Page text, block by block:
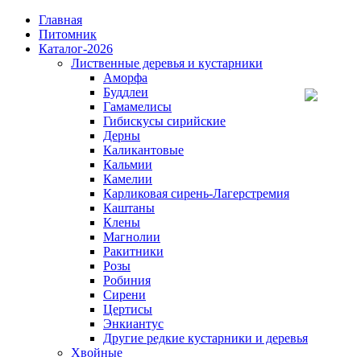
Главная
Питомник
Каталог-2026
Лиственные деревья и кустарники
Аморфа
Буддлеи
Гамамелисы
Гибискусы сирийские
Дерны
Каликантовые
Кальмии
Камелии
Карликовая сирень-Лагерстремия
Каштаны
Клены
Магнолии
Ракитники
Розы
Робиния
Сирени
Цертисы
Энкиантус
Другие редкие кустарники и деревья
Хвойные